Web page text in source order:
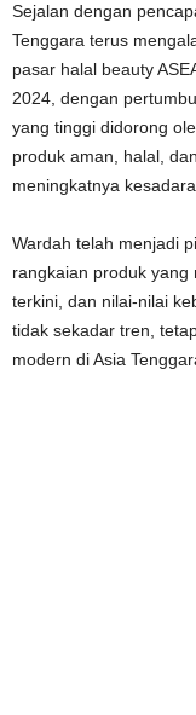
Sejalan dengan
Tenggara terus
pasar halal beauty
2024, dengan
yang tinggi didorong
produk aman, halal,
meningkatnya
Wardah telah menjadi
rangkaian produk
terkini, dan nilai-nilai
tidak sekadar tren,
modern di Asia